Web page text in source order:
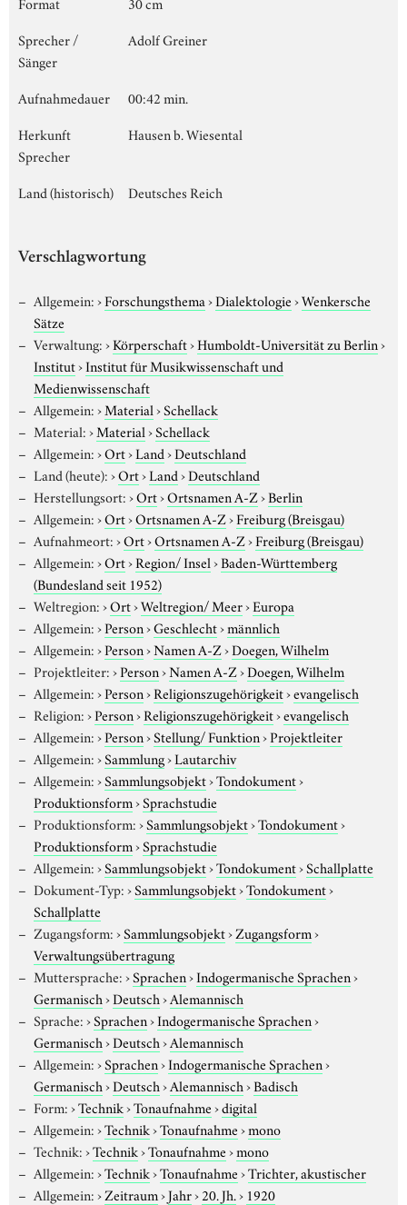
Sprecher /
Sänger
Adolf Greiner
Aufnahmedauer
00:42 min.
Herkunft
Sprecher
Hausen b. Wiesental
Land (historisch) Deutsches Reich
Verschlagwortung
Allgemein:›Forschungsthema›Dialektologie›Wenkersche
Sätze
Verwaltung:›Körperschaft›Humboldt-Universität zu Berlin›
Institut›Institut für Musikwissenschaft und
Medienwissenschaft
Allgemein:›Material›Schellack
Material:›Material›Schellack
Allgemein:›Ort›Land›Deutschland
Land (heute):›Ort›Land›Deutschland
Herstellungsort:›Ort›Ortsnamen A-Z›Berlin
Allgemein:›Ort›Ortsnamen A-Z›Freiburg (Breisgau)
Aufnahmeort:›Ort›Ortsnamen A-Z›Freiburg (Breisgau)
Allgemein:›Ort›Region/ Insel›Baden-Württemberg
(Bundesland seit 1952)
Weltregion:›Ort›Weltregion/ Meer›Europa
Allgemein:›Person›Geschlecht›männlich
Allgemein:›Person›Namen A-Z›Doegen, Wilhelm
Projektleiter:›Person›Namen A-Z›Doegen, Wilhelm
Allgemein:›Person›Religionszugehörigkeit›evangelisch
Religion:›Person›Religionszugehörigkeit›evangelisch
Allgemein:›Person›Stellung/ Funktion›Projektleiter
Allgemein:›Sammlung›Lautarchiv
Allgemein:›Sammlungsobjekt›Tondokument›
Produktionsform›Sprachstudie
Produktionsform:›Sammlungsobjekt›Tondokument›
Produktionsform›Sprachstudie
Allgemein:›Sammlungsobjekt›Tondokument›Schallplatte
Dokument-Typ:›Sammlungsobjekt›Tondokument›
Schallplatte
Zugangsform:›Sammlungsobjekt›Zugangsform›
Verwaltungsübertragung
Muttersprache:›Sprachen›Indogermanische Sprachen›
Germanisch›Deutsch›Alemannisch
Sprache:›Sprachen›Indogermanische Sprachen›
Germanisch›Deutsch›Alemannisch
Allgemein:›Sprachen›Indogermanische Sprachen›
Germanisch›Deutsch›Alemannisch›Badisch
Form:›Technik›Tonaufnahme›digital
Allgemein:›Technik›Tonaufnahme›mono
Technik:›Technik›Tonaufnahme›mono
Allgemein:›Technik›Tonaufnahme›Trichter, akustischer
Allgemein:›Zeitraum›Jahr›20. Jh.› 1920